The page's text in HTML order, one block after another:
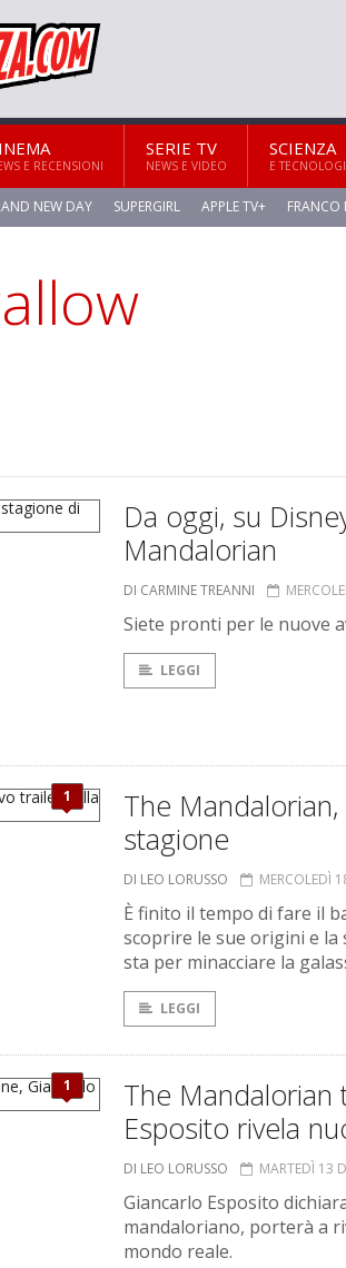
E RECENSIONI
SERIE TV
NEWS E VIDEO
SCIENZA
E
NEW DAY SUPERGIRL APPLE TV+ FRANCO
Da oggi, su
Mandalorian
DI CARMINE TREANNI
Siete pronti per le nuove
LEGGI
1
The
stagione
DI LEO LORUSSO MERCOLEDÌ
È finito il tempo di fare il
scoprire le sue origini e la
sta per minacciare la
LEGGI
1
The Mandalorian
Esposito rivela
DI LEO LORUSSO MARTEDÌ 13
Giancarlo Esposito
mandaloriano, porterà a
mondo reale.